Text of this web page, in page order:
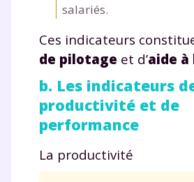
salariés.
Ces indicateurs
de pilotage et d’aide à
b. Les indicateurs
productivité et de
performance
La productivité